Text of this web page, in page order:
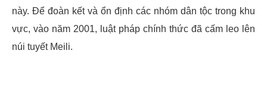
này. Để đoàn kết và ổn định các nhóm dân tộc trong khu
vực, vào năm 2001, luật pháp chính thức đã cấm leo lên
núi tuyết Meili.